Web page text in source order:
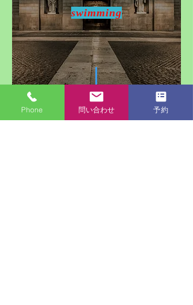
swimming
取手、守谷、つくばみらい、坂東、常総、野
田 cbサロンハラ、
Phone 問い合わせ 予約